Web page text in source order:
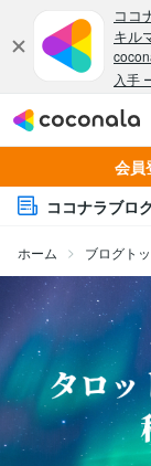
会員
ココナラブロ
ホーム ブログト